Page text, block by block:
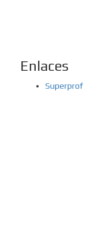
Enlaces
Superprof